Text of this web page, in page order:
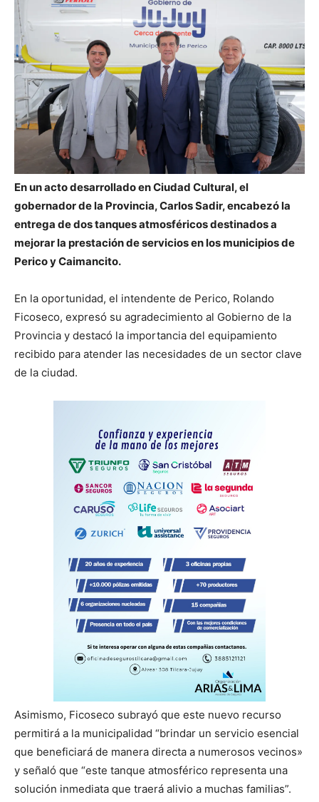
En un acto desarrollado en Ciudad Cultural, el
gobernador de la Provincia, Carlos Sadir, encabezó la
entrega de dos tanques atmosféricos destinados a
mejorar la prestación de servicios en los municipios de
Perico y Caimancito.
En la oportunidad, el intendente de Perico, Rolando
Ficoseco, expresó su agradecimiento al Gobierno de la
Provincia y destacó la importancia del equipamiento
recibido para atender las necesidades de un sector clave
de la ciudad.
Asimismo, Ficoseco subrayó que este nuevo recurso
permitirá a la municipalidad “brindar un servicio esencial
que beneficiará de manera directa a numerosos vecinos»
y señaló que “este tanque atmosférico representa una
solución inmediata que traerá alivio a muchas familias”.